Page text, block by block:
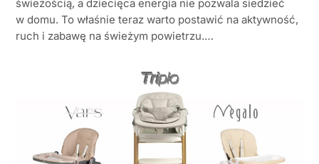
świeżością, a dziecięca energia nie pozwala siedzieć
w domu. To właśnie teraz warto postawić na aktywność,
ruch i zabawę na świeżym powietrzu.…